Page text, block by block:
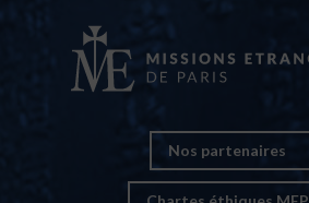
Nos partenaires